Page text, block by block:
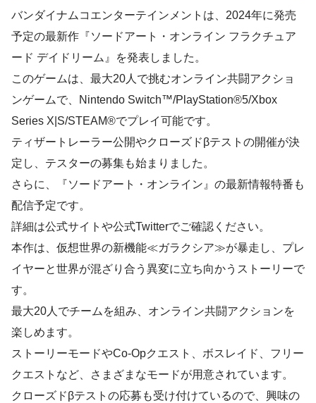
バンダイナムコエンターテインメントは、2024年に発売
予定の最新作『ソードアート・オンライン フラクチュア
ード デイドリーム』を発表しました。
このゲームは、最大20人で挑むオンライン共闘アクショ
ンゲームで、Nintendo Switch™/PlayStation®5/Xbox
Series X|S/STEAM®でプレイ可能です。
ティザートレーラー公開やクローズドβテストの開催が決
定し、テスターの募集も始まりました。
さらに、『ソードアート・オンライン』の最新情報特番も
配信予定です。
詳細は公式サイトや公式Twitterでご確認ください。
本作は、仮想世界の新機能≪ガラクシア≫が暴走し、プレ
イヤーと世界が混ざり合う異変に立ち向かうストーリーで
す。
最大20人でチームを組み、オンライン共闘アクションを
楽しめます。
ストーリーモードやCo-Opクエスト、ボスレイド、フリー
クエストなど、さまざまなモードが用意されています。
クローズドβテストの応募も受け付けているので、興味の